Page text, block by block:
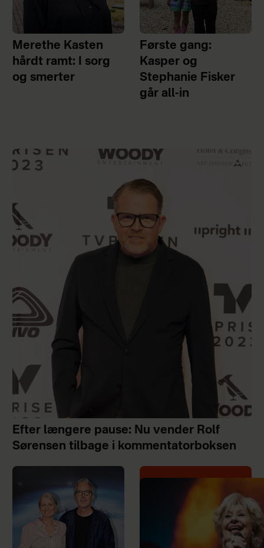
Merethe Kasten
hårdt ramt: I sorg
og smerter
Første gang:
Kasper og
Stephanie Fisker
går all-in
Efter længere pause: Nu vender Rolf
Sørensen tilbage i kommentatorboksen